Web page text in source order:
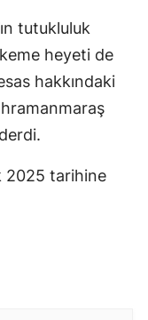
tutukluluk
heyeti de
hakkındaki
2025 tarihine